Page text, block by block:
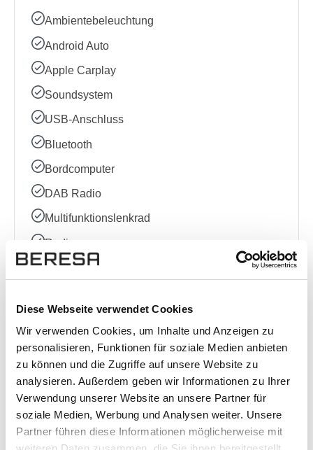
Diese Webseite verwendet Cookies
Wir verwenden Cookies, um Inhalte und Anzeigen zu
personalisieren, Funktionen für soziale Medien anbieten
zu können und die Zugriffe auf unsere Website zu
analysieren. Außerdem geben wir Informationen zu Ihrer
Verwendung unserer Website an unsere Partner für
soziale Medien, Werbung und Analysen weiter. Unsere
Partner führen diese Informationen möglicherweise mit
Ambientebeleuchtung
Android Auto
Apple Carplay
Soundsystem
USB-Anschluss
Bluetooth
Bordcomputer
DAB Radio
Multifunktionslenkrad
Radio
Sprachsteuerung
Sonstige
Allradantrieb
Ausstattungslinie
Elektrische Sitzeinstellung
Kindersitzbefestigung (ISOFIX)